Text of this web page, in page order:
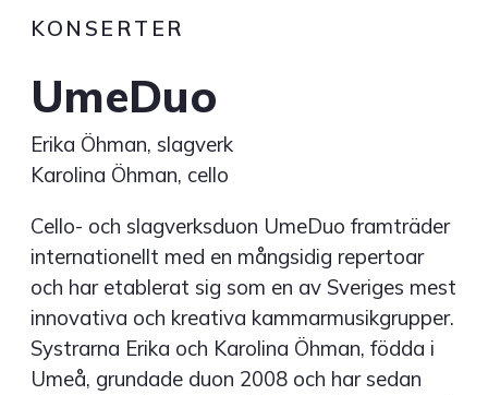
KONSERTER
UmeDuo
Erika Öhman, slagverk
Karolina Öhman, cello
Cello- och slagverksduon UmeDuo framträder
internationellt med en mångsidig repertoar
och har etablerat sig som en av Sveriges mest
innovativa och kreativa kammarmusikgrupper.
Systrarna Erika och Karolina Öhman, födda i
Umeå, grundade duon 2008 och har sedan